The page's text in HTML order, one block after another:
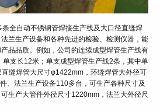
全自动不锈钢管焊接生产线及大口径直缝焊
兰生产设备和各种先进的检验、检测仪器，能
品品质。例如，公司的连续成型焊管生产线有
支长12米；单支成型焊管生产线2条，其中单
缝焊管大尺寸φ1422mm，环缝焊管大外径可
、法兰生产设备110多台，可生产各种尺寸及
生产大管件外径尺寸1220mm，法兰大外径尺